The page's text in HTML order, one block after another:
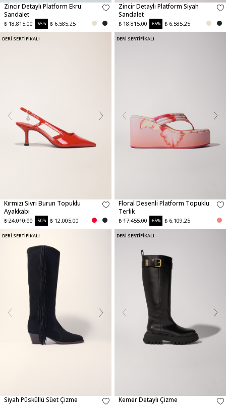
Zincir Detaylı Platform Ekru
Sandalet
₺ 18.815,00 -65% ₺ 6.585,25
Zincir Detaylı Platform Siyah
Sandalet
₺ 18.815,00 -65% ₺ 6.585,25
DERİ SERTİFİKALI
Kırmızı Sivri Burun Topuklu
Ayakkabı
₺ 24.010,00 -50% ₺ 12.005,00
DERİ SERTİFİKALI
Floral Desenli Platform Topuklu
Terlik
₺ 17.455,00 -65% ₺ 6.109,25
DERİ SERTİFİKALI
Siyah Püsküllü Süet Çizme
DERİ SERTİFİKALI
Kemer Detaylı Çizme